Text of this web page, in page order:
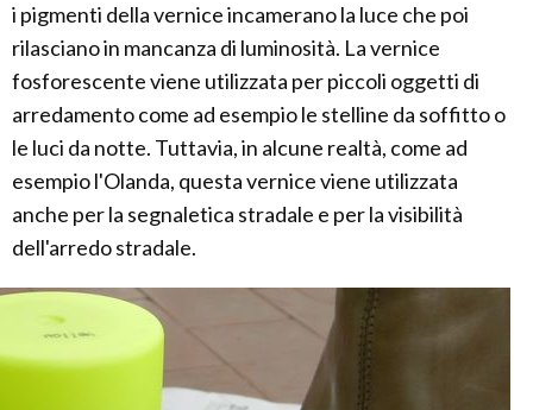
i pigmenti della vernice incamerano la luce che poi
rilasciano in mancanza di luminosità. La vernice
fosforescente viene utilizzata per piccoli oggetti di
arredamento come ad esempio le stelline da soffitto o
le luci da notte. Tuttavia, in alcune realtà, come ad
esempio l'Olanda, questa vernice viene utilizzata
anche per la segnaletica stradale e per la visibilità
dell'arredo stradale.